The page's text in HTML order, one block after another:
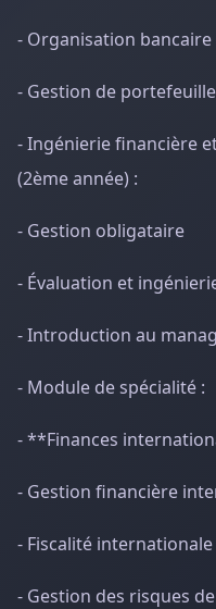
- Organisation
- Gestion de portefeuille
- Ingénierie financière
(2ème année) :
- Gestion obligataire
- Évaluation et
- Introduction au
- Module de spécialité :
- **Finances
- Gestion financière
- Fiscalité internationale
- Gestion des risques